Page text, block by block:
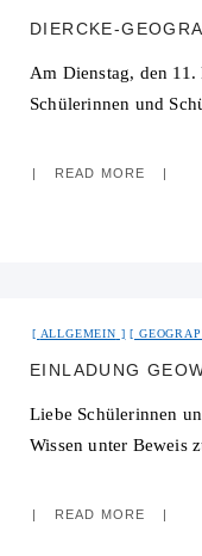
DIERCKE-
Am Dienstag, den 11.
Schülerinnen und
READ MORE
ALLGEMEIN
EINLADUNG
Liebe Schülerinnen
Wissen unter Beweis
READ MORE